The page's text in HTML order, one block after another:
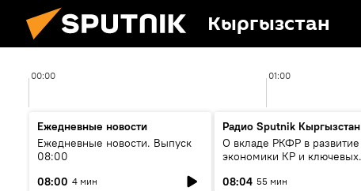
Кыргызстан
00:00 01:00
Ежедневные новости
Ежедневные новости. Выпуск
08:00
08:00 4 мин
Радио Sputnik Кыргызстан
О вкладе РКФР в развитие
экономики КР и ключевых
08:04 55 мин